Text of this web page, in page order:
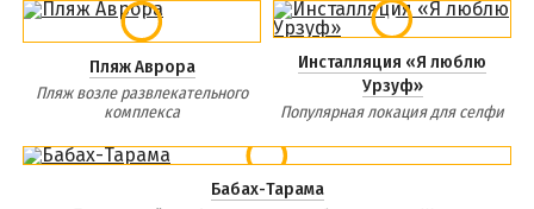
Пляж Аврора
Пляж возле развлекательного
комплекса
Инсталляция «Я люблю
Урзуф»
Популярная локация для селфи
Бабах-Тарама